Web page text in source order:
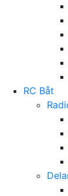
RC Båt